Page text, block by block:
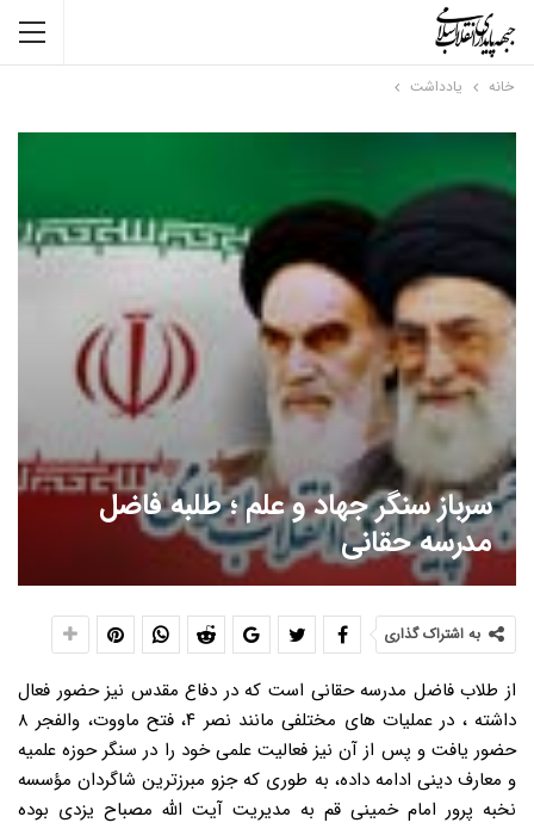
خانه یادداشت
سرباز سنگر جهاد و علم ؛ طلبه فاضل
مدرسه حقانی
به اشتراک گذاری
از طلاب فاضل مدرسه حقانی است که در دفاع مقدس نیز حضور فعال
داشته ، در عملیات های مختلفی مانند نصر ۴، فتح ماووت، والفجر ۸
حضور یافت و پس از آن نیز فعالیت علمی خود را در سنگر حوزه علمیه
و معارف دینی ادامه داده، به طوری که جزو مبرزترین شاگردان مؤسسه
نخبه پرور امام خمینی قم به مدیریت آیت الله مصباح یزدی بوده